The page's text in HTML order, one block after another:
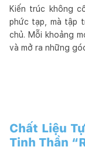
Kiến trúc không
phức tạp, mà tập
chủ. Mỗi khoảng
và mở ra những
Chất Liệu
Tinh Thần